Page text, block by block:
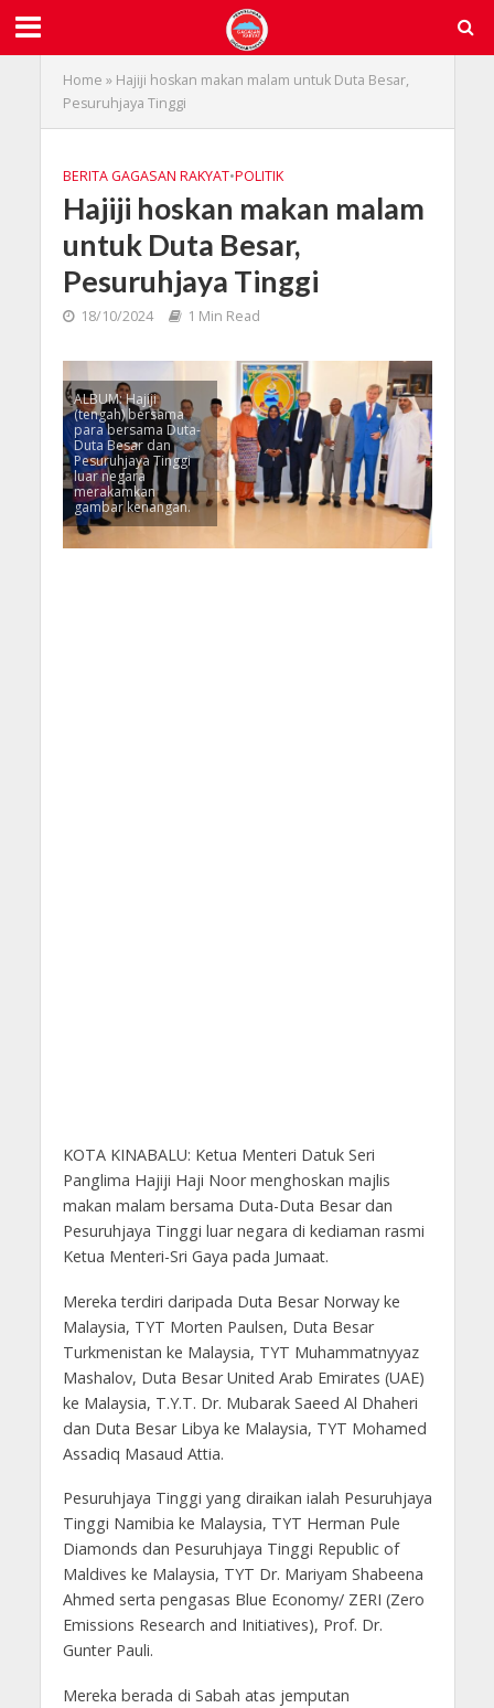
Home » Hajiji hoskan makan malam untuk Duta Besar,
Pesuruhjaya Tinggi
BERITA GAGASAN RAKYAT•POLITIK
Hajiji hoskan makan malam
untuk Duta Besar,
Pesuruhjaya Tinggi
18/10/2024 1 Min Read
ALBUM: Hajiji
(tengah) bersama
para bersama Duta-
Duta Besar dan
Pesuruhjaya Tinggi
luar negara
merakamkan
gambar kenangan.
KOTA KINABALU: Ketua Menteri Datuk Seri
Panglima Hajiji Haji Noor menghoskan majlis
makan malam bersama Duta-Duta Besar dan
Pesuruhjaya Tinggi luar negara di kediaman rasmi
Ketua Menteri-Sri Gaya pada Jumaat.
Mereka terdiri daripada Duta Besar Norway ke
Malaysia, TYT Morten Paulsen, Duta Besar
Turkmenistan ke Malaysia, TYT Muhammatnyyaz
Mashalov, Duta Besar United Arab Emirates (UAE)
ke Malaysia, T.Y.T. Dr. Mubarak Saeed Al Dhaheri
dan Duta Besar Libya ke Malaysia, TYT Mohamed
Assadiq Masaud Attia.
Pesuruhjaya Tinggi yang diraikan ialah Pesuruhjaya
Tinggi Namibia ke Malaysia, TYT Herman Pule
Diamonds dan Pesuruhjaya Tinggi Republic of
Maldives ke Malaysia, TYT Dr. Mariyam Shabeena
Ahmed serta pengasas Blue Economy/ ZERI (Zero
Emissions Research and Initiatives), Prof. Dr.
Gunter Pauli.
Mereka berada di Sabah atas jemputan